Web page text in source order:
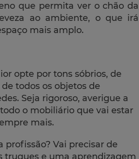
que permita ver o chão da
ao ambiente, o que irá
mais amplo.
opte por tons sóbrios, de
todos os objetos de
Seja rigoroso, averigue a
o mobiliário que vai estar
mais.
profissão? Vai precisar de
truques e uma aprendizagem